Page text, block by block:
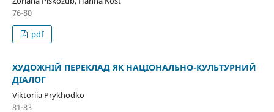
76-80
pdf
ХУДОЖНІЙ ПЕРЕКЛАД ЯК НАЦІОНАЛЬНО-КУЛЬТУРНИЙ
ДІАЛОГ
Viktoriia Prykhodko
81-83